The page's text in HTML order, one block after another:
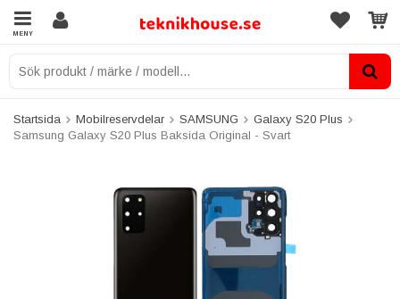
MENY
Startsida Mobilreservdelar SAMSUNG
Galaxy S20 Plus
Samsung Galaxy S20 Plus Baksida Original - Svart